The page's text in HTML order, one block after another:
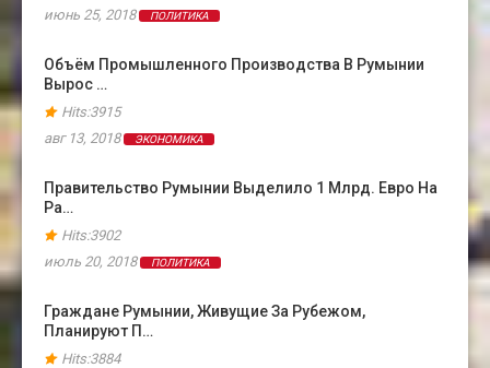
июнь 25, 2018
ПОЛИТИКА
Объём Промышленного Производства В Румынии
Вырос …
Hits:3915
авг 13, 2018
ЭКОНОМИКА
Правительство Румынии Выделило 1 Млрд. Евро На
Ра…
Hits:3902
июль 20, 2018
ПОЛИТИКА
Граждане Румынии, Живущие За Рубежом,
Планируют П…
Hits:3884